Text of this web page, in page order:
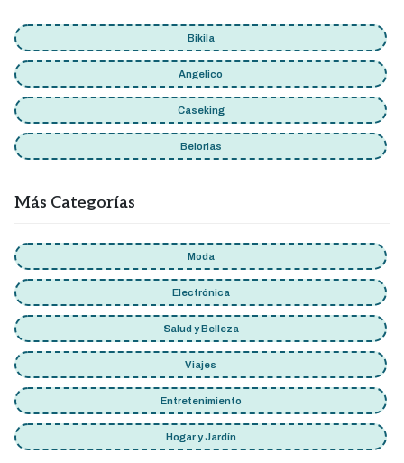
Bikila
Angelico
Caseking
Belorias
Más Categorías
Moda
Electrónica
Salud y Belleza
Viajes
Entretenimiento
Hogar y Jardín